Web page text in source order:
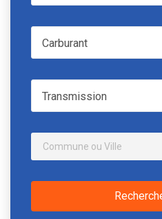
CarburantCarburant
TransmissionTransmission